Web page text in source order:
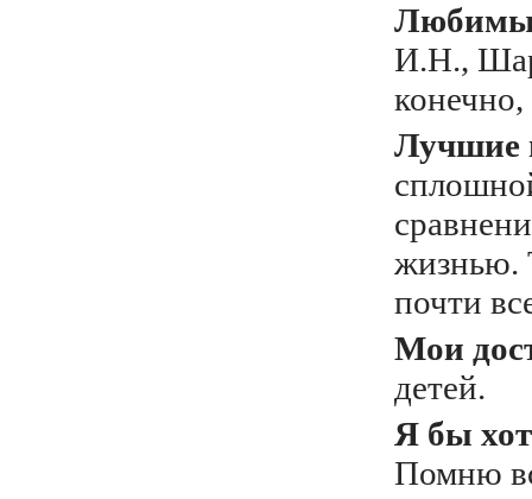
И.Н.,
конечно,
Лучшие
жизнью.
почти
Мои
детей.
Я бы
Помню